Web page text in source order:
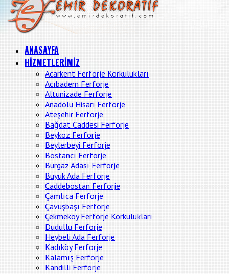
ANASAYFA
HİZMETLERİMİZ
Acarkent Ferforje Korkulukları
Acıbadem Ferforje
Altunizade Ferforje
Anadolu Hisarı Ferforje
Ateşehir Ferforje
Bağdat Caddesi Ferforje
Beykoz Ferforje
Beylerbeyi Ferforje
Bostancı Ferforje
Burgaz Adası Ferforje
Büyük Ada Ferforje
Caddebostan Ferforje
Çamlıca Ferforje
Çavuşbaşı Ferforje
Çekmeköy Ferforje Korkulukları
Dudullu Ferforje
Heybeli Ada Ferforje
Kadıköy Ferforje
Kalamış Ferforje
Kandilli Ferforje